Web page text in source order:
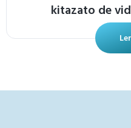
kitazato de